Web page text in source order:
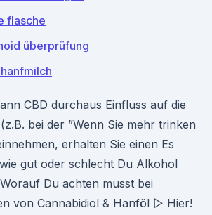
flasche
überprüfung
CBD durchaus Einfluss auf die
bei der ”Wenn Sie mehr trinken
erhalten Sie einen Es
gut oder schlecht Du Alkohol
Du achten musst bei
von Cannabidiol & Hanföl ▷ Hier!